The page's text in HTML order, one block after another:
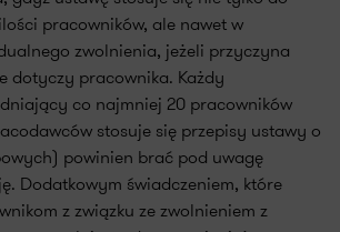
pracowników, ale nawet w
zwolnienia, jeżeli przyczyna
dotyczy pracownika. Każdy
co najmniej 20 pracowników
stosuje się przepisy ustawy o
powinien brać pod uwagę
Dodatkowym świadczeniem, które
z związku ze zwolnieniem z